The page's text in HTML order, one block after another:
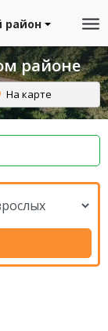
район
районе
На карте
район